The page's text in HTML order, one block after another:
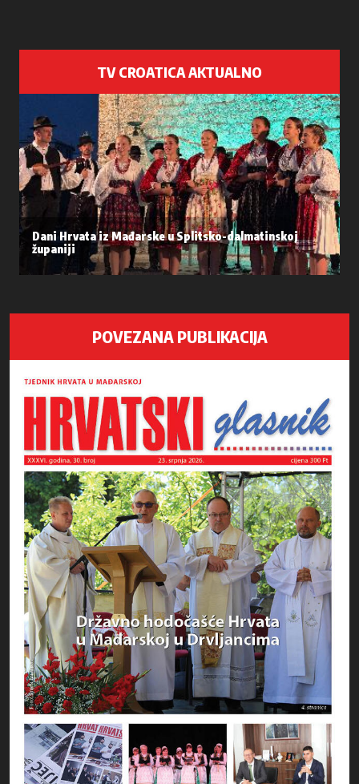
TV CROATICA AKTUALNO
Dani Hrvata iz Mađarske u Splitsko-dalmatinskoj
županiji
POVEZANA PUBLIKACIJA